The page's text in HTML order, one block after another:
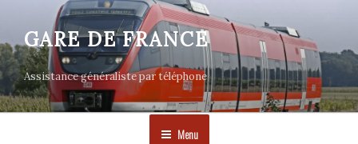
contenu
principal
GARE DE FRANCE
Assistance généraliste par téléphone
Menu